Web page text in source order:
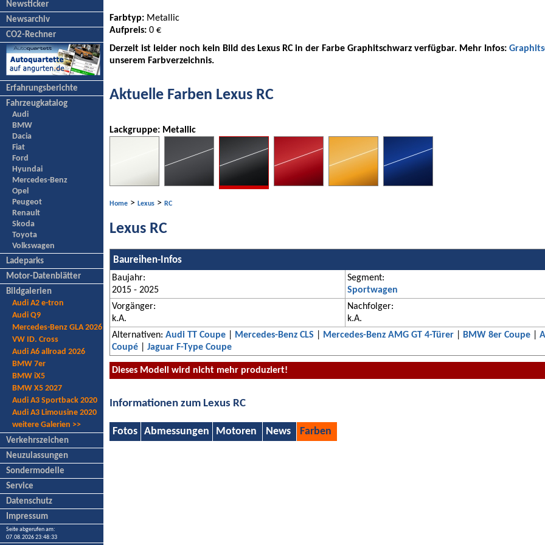
Newsticker
Newsarchiv
CO2-Rechner
Erfahrungsberichte
Fahrzeugkatalog
Audi
BMW
Dacia
Fiat
Ford
Hyundai
Mercedes-Benz
Opel
Peugeot
Renault
Skoda
Toyota
Volkswagen
Ladeparks
Motor-Datenblätter
Bildgalerien
Audi A2 e-tron
Audi Q9
Mercedes-Benz GLA 2026
VW ID. Cross
Audi A6 allroad 2026
BMW 7er
BMW iX5
BMW X5 2027
Audi A3 Sportback 2020
Audi A3 Limousine 2020
weitere Galerien >>
Verkehrszeichen
Neuzulassungen
Sondermodelle
Service
Datenschutz
Impressum
Seite abgerufen am:
07.08.2026 23:48:33
Farbtyp: Metallic
Aufpreis: 0 €
Derzeit ist leider noch kein Bild des Lexus RC in der Farbe Graphitschwarz verfügbar. Mehr Infos:
unserem Farbverzeichnis.
Aktuelle Farben Lexus RC
Lackgruppe: Metallic
Home > Lexus > RC
Lexus RC
Baureihen-Infos
Baujahr:
2015 - 2025
Segment:
Sportwagen
Vorgänger:
k.A.
Nachfolger:
k.A.
Alternativen: Audi TT Coupe Mercedes-Benz CLS Mercedes-Benz AMG GT 4-Türer BMW 8er Coupe
Coupé
Jaguar F-Type Coupe
Dieses Modell wird nicht mehr produziert!
Informationen zum Lexus RC
Fotos Abmessungen Motoren News Farben